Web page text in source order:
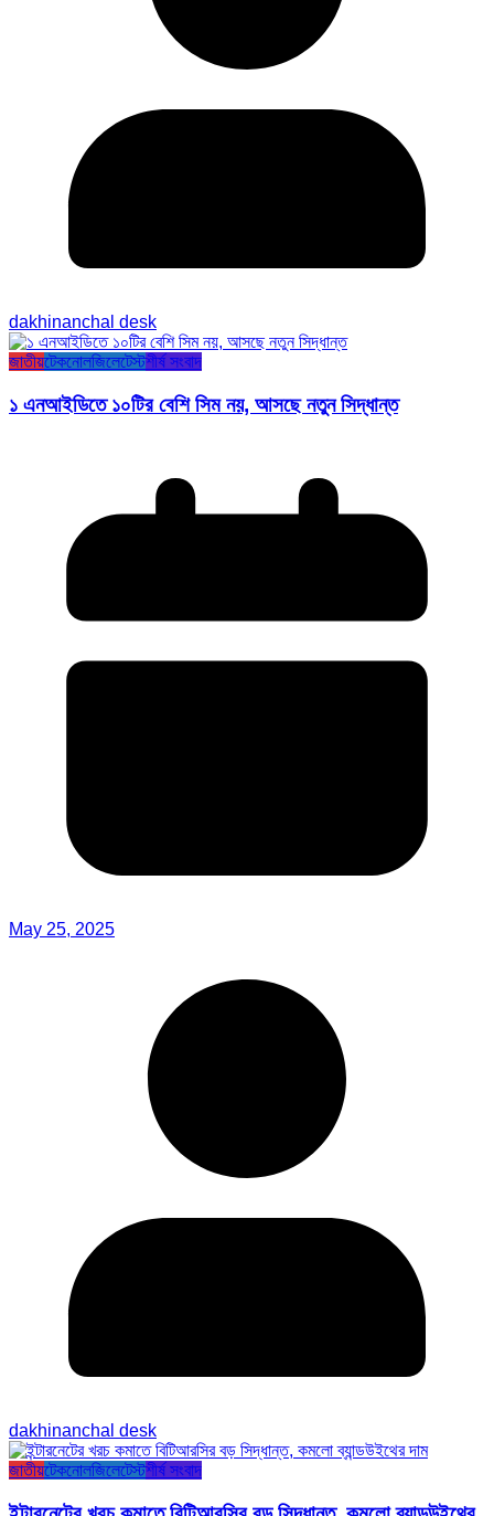
dakhinanchal desk
জাতীয়টেকনোলজিলেটেস্টশীর্ষ সংবাদ
১ এনআইডিতে ১০টির বেশি সিম নয়, আসছে নতুন সিদ্ধান্ত
May 25, 2025
dakhinanchal desk
জাতীয়টেকনোলজিলেটেস্টশীর্ষ সংবাদ